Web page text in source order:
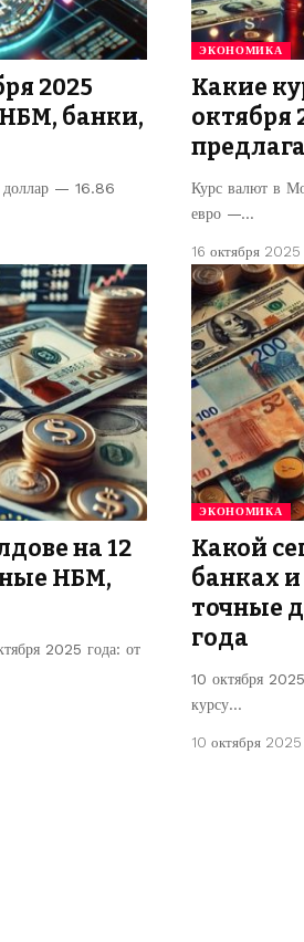
2025
банки,
доллар — 16.86
ЭКОНОМИКА
Какие
октября
Курс валют в
евро —…
16 октября 2025
на 12
НБМ,
2025 года: от
ЭКОНОМИКА
Какой
банках
точные
года
10 октября
курсу…
10 октября 2025